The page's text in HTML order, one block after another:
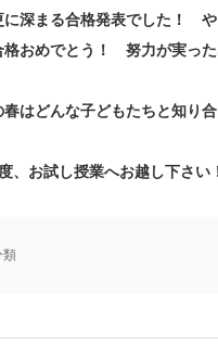
に深まる合格発表でした！
格おめでとう！ 努力が実った
春はどんな子どもたちと知り
、お試し授業へお越し下さ
類